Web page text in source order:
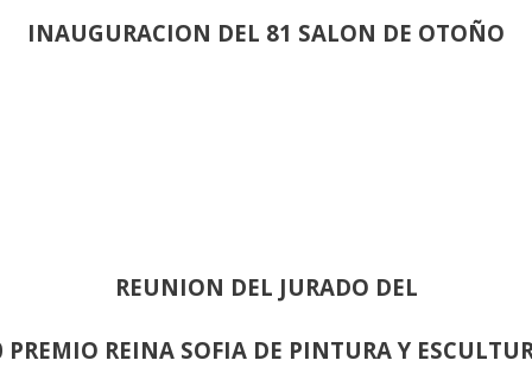
INAUGURACION DEL 81 SALON DE OTOÑO
REUNION DEL JURADO DEL
PREMIO REINA SOFIA DE PINTURA Y